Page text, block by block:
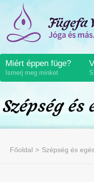
Miért éppen füge?
Ismerj meg minket
Szépség és
Főoldal Szépség és